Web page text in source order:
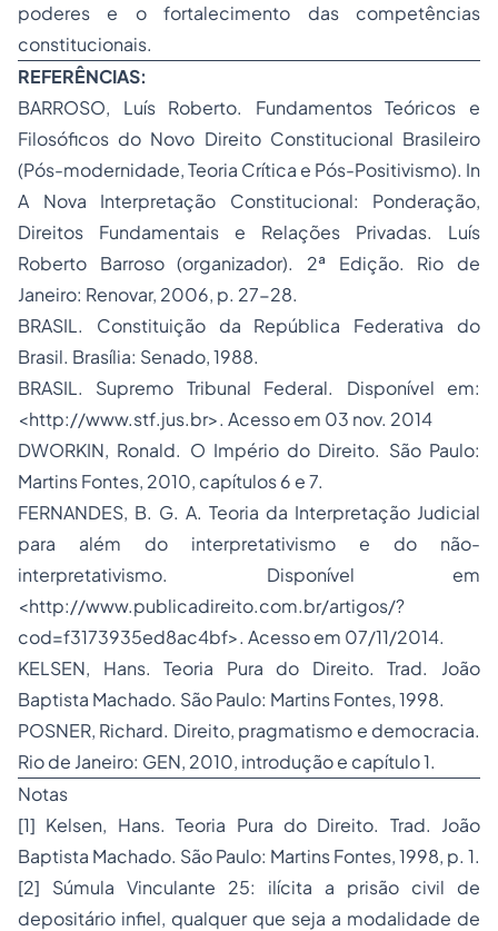
poderes e o fortalecimento das competências
constitucionais.
REFERÊNCIAS:
BARROSO, Luís Roberto. Fundamentos Teóricos e
Filosóficos do Novo Direito Constitucional Brasileiro
(Pós-modernidade, Teoria Crítica e Pós-Positivismo). In
A Nova Interpretação Constitucional: Ponderação,
Direitos Fundamentais e Relações Privadas. Luís
Roberto Barroso (organizador). 2ª Edição. Rio de
Janeiro: Renovar, 2006, p. 27-28.
BRASIL. Constituição da República Federativa do
Brasil. Brasília: Senado, 1988.
BRASIL. Supremo Tribunal Federal. Disponível em:
<http://www.stf.jus.br>. Acesso em 03 nov. 2014
DWORKIN, Ronald. O Império do Direito. São Paulo:
Martins Fontes, 2010, capítulos 6 e 7.
FERNANDES, B. G. A. Teoria da Interpretação Judicial
para além do interpretativismo e do não-
interpretativismo. Disponível em
<http://www.publicadireito.com.br/artigos/?
cod=f3173935ed8ac4bf>. Acesso em 07/11/2014.
KELSEN, Hans. Teoria Pura do Direito. Trad. João
Baptista Machado. São Paulo: Martins Fontes, 1998.
POSNER, Richard. Direito, pragmatismo e democracia.
Rio de Janeiro: GEN, 2010, introdução e capítulo 1.
Notas
[1] Kelsen, Hans. Teoria Pura do Direito. Trad. João
Baptista Machado. São Paulo: Martins Fontes, 1998, p. 1.
[2] Súmula Vinculante 25: ilícita a prisão civil de
depositário infiel, qualquer que seja a modalidade de